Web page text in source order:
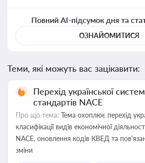
Повний AI-підсумок дня та
ОЗНАЙОМИТИСЯ
Теми, які можуть вас зацікавити:
Перехід української
стандартів NACE
Про що тема: Тема охоплює перехід
класифікації видів економічної
NACE, оновлення кодів КВЕД та
зміни